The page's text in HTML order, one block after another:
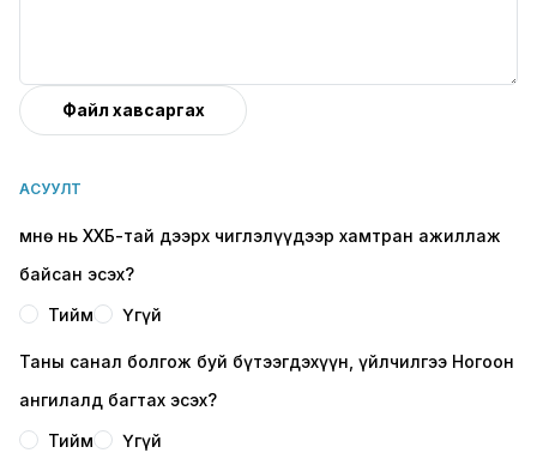
Attachments
Файл хавсаргах
25 MB limit.
АСУУЛТ
Өмнө нь ХХБ-тай дээрх чиглэлүүдээр хамтран ажиллаж
байсан эсэх?
Тийм
Үгүй
Таны санал болгож буй бүтээгдэхүүн, үйлчилгээ Ногоон
ангилалд багтах эсэх?
Тийм
Үгүй